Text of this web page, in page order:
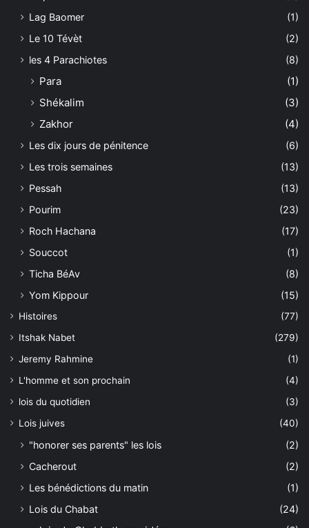
Lag Baomer
(1)
Le 10 Tévèt
(2)
les 4 Parachiotes
(8)
Para
(1)
Shékalim
(3)
Zakhor
(4)
Les dix jours de pénitence
(6)
Les trois semaines
(13)
Pessah
(13)
Pourim
(23)
Roch Hachana
(17)
Souccot
(1)
Ticha BéAv
(8)
Yom Kippour
(15)
Histoires
(77)
Itshak Nabet
(279)
Jeremy Rahmine
(1)
L'homme et son prochain
(4)
lois du quotidien
(3)
Lois juives
(40)
"honorer ses parents" les lois
(2)
Cacherout
(2)
Les bénédictions du matin
(1)
Lois du Chabat
(24)